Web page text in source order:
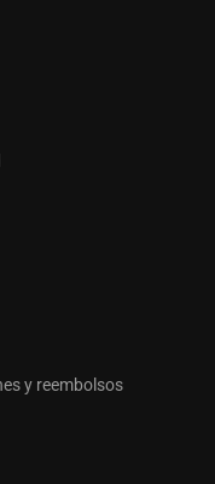
y reembolsos